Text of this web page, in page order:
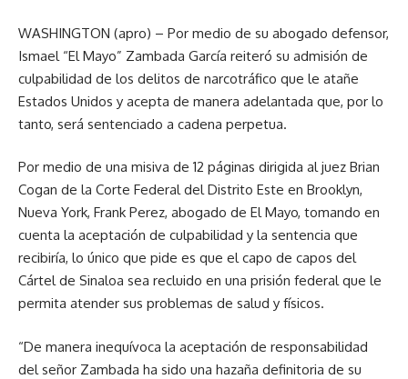
WASHINGTON (apro) – Por medio de su abogado defensor,
Ismael “El Mayo” Zambada García reiteró su admisión de
culpabilidad de los delitos de narcotráfico que le atañe
Estados Unidos y acepta de manera adelantada que, por lo
tanto, será sentenciado a cadena perpetua.
Por medio de una misiva de 12 páginas dirigida al juez Brian
Cogan de la Corte Federal del Distrito Este en Brooklyn,
Nueva York, Frank Perez, abogado de El Mayo, tomando en
cuenta la aceptación de culpabilidad y la sentencia que
recibiría, lo único que pide es que el capo de capos del
Cártel de Sinaloa sea recluido en una prisión federal que le
permita atender sus problemas de salud y físicos.
“De manera inequívoca la aceptación de responsabilidad
del señor Zambada ha sido una hazaña definitoria de su